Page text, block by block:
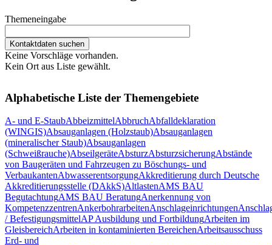
Themeneingabe
Keine Vorschläge vorhanden.
Kein Ort aus Liste gewählt.
Alphabetische Liste der Themengebiete
A- und E-StaubAbbeizmittelAbbruchAbfalldeklaration
(WINGIS)Absauganlagen (Holzstaub)Absauganlagen
(mineralischer Staub)Absauganlagen
(Schweißrauche)AbseilgeräteAbsturzAbsturzsicherungAbstände
von Baugeräten und Fahrzeugen zu Böschungs- und
VerbaukantenAbwasserentsorgungAkkreditierung durch Deutsche
Akkreditierungsstelle (DAkkS)AltlastenAMS BAU
BegutachtungAMS BAU BeratungAnerkennung von
KompetenzzentrenAnkerbohrarbeitenAnschlageinrichtungen
/ BefestigungsmittelAP Ausbildung und FortbildungArbeiten im
GleisbereichArbeiten in kontaminierten BereichenArbeitsausschuss
Erd- und